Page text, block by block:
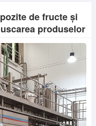
de fructe și
produselor